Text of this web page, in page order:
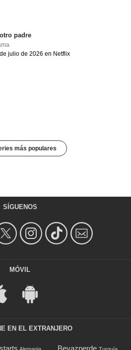
padre
julio de 2026 en Netflix
más populares
SÍGUENOS
MÓVIL
EN EL EXTRANJERO
Alemania Beyazperde Turquía